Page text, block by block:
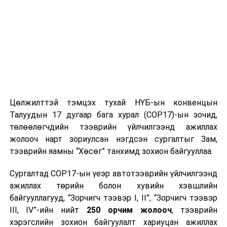
үйлдэхээр бэлтгэж байгааг тогтоон, хэрэгт цугларсан
нотлох баримтуудыг үндэслэн эрүүгийн хэрэг үүсгэн
яллагдагчаар татаж, Интерполын "Улаан булант зар"
мэдээгээр эрэн сурвалжлан албадан ирүүлэхээр
Цагдаагийн байгууллагаас холбогдох ажиллагааг
хэрэгжүүлж байна
УНШСАН: 444
ДАРААХ МЭДЭЭ
Цөлжилттэй тэмцэх тухай НҮБ-ын конвенцын
Талуудын 17 дугаар бага хурал (COP17)-ын зочид,
төлөөлөгчдийн тээврийн үйлчилгээнд ажиллах
жолооч нарт зориулсан нэгдсэн сургалтыг Зам,
тээврийн яамны “Хөсөг” танхимд зохион байгууллаа.
Сургалтад COP17-ын үеэр автотээврийн үйлчилгээнд
ажиллах төрийн болон хувийн хэвшлийн
байгууллагууд, “Зорчигч тээвэр I, II”, “Зорчигч тээвэр
III, IV”-ийн нийт 250 орчим жолооч, тээврийн
хэрэгслийн зохион байгуулалт хариуцан ажиллах